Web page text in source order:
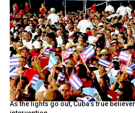
As the lights go out, Cuba’s true